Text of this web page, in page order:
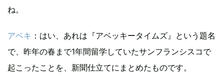
ね。
アベキ ：はい、あれは『アベッキータイムズ』という題名
で、昨年の春まで1年間留学していたサンフランシスコで
起こったことを、新聞仕立てにまとめたものです。